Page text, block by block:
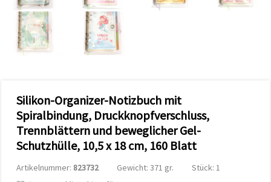
unserer
Partner für
Analyse
Marketing.
ablehnen
Auswahl in
Einstellungen
individuell
Silikon-Organizer-Notizbuch mit
Spiralbindung, Druckknopfverschluss,
Trennblättern und beweglicher Gel-
Schutzhülle, 10,5 x 18 cm, 160 Blatt
Artikelnummer: 823732 Gewicht: 371 gr.
Stück: 1